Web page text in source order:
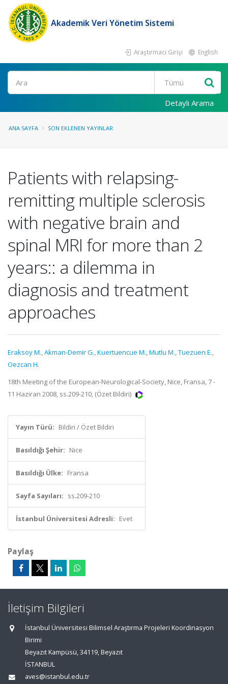
Akademik Veri Yönetim Sistemi
Araştırmacı Girişi English
Ara
Detaylı Arama
ANA SAYFA SON EKLENEN YAYINLAR
Patients with relapsing-
remitting multiple sclerosis
with negative brain and
spinal MRI for more than 2
years:: a dilemma in
diagnosis and treatment
approaches
Eraksoy M.,Akman-Demir G.,Kuertuencue M.,Mutlu M.,Tuezuen E.,
Oezcan H.
18th Meeting of the European-Neurological-Society, Nice, Fransa, 7 -
11 Haziran 2008, ss.209-210, (Özet Bildiri)
Yayın Türü: Bildiri / Özet Bildiri
Basıldığı Şehir: Nice
Basıldığı Ülke: Fransa
Sayfa Sayıları: ss.209-210
İstanbul Üniversitesi Adresli: Evet
Paylaş
İletişim Bilgileri
İstanbul Üniversitesi Bilimsel Araştırma Projeleri Koordinasyon
Birimi
Beyazıt Kampüsü, 34119, Beyazıt
İSTANBUL
aves@istanbul.edu.tr